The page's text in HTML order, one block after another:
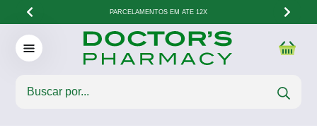
PARCELAMENTOS EM ATÉ 12X